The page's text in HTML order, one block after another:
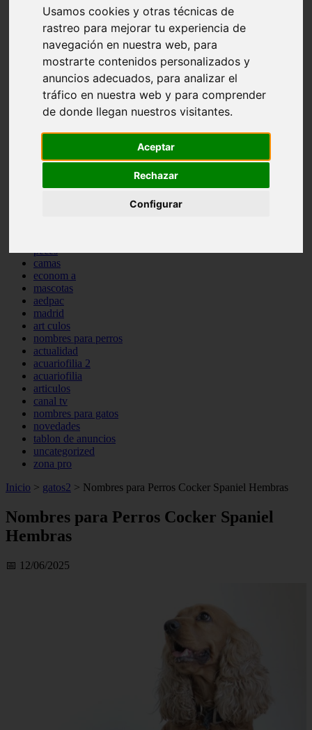
Usamos cookies y otras técnicas de
rastreo para mejorar tu experiencia de
navegación en nuestra web, para
mostrarte contenidos personalizados y
anuncios adecuados, para analizar el
tráfico en nuestra web y para comprender
de donde llegan nuestros visitantes.
Aceptar
Rechazar
Configurar
comportamiento
protagonistas
abandono
adopci n
ferias
higiene
snacks
acuario
comercios
viajar
cr a
peces
camas
econom a
mascotas
aedpac
madrid
art culos
nombres para perros
actualidad
acuariofilia 2
acuariofilia
articulos
canal tv
nombres para gatos
novedades
tablon de anuncios
uncategorized
zona pro
Inicio > gatos2 > Nombres para Perros Cocker Spaniel Hembras
Nombres para Perros Cocker Spaniel
Hembras
📅 12/06/2025